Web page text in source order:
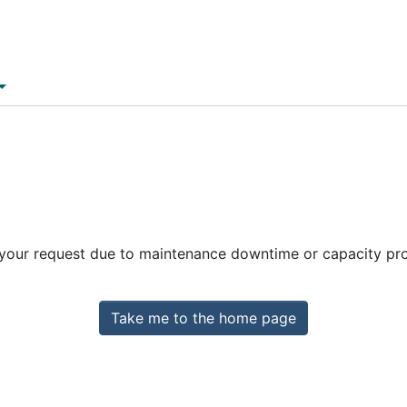
request due to maintenance downtime or capacity
Take me to the home page